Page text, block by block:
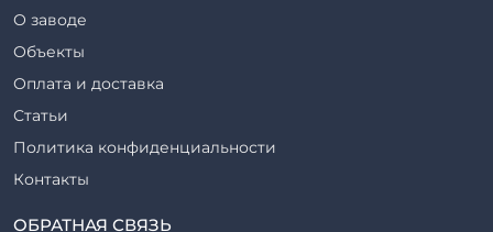
Фермы железобетонные
Фундаментные блоки
Фундаменты железобетонные
Шахты лифтов железобетонные
Шпалы железобетонные
Элементы благоустройства
Серия
ТП
ТПР
Шифр
Рабочие чертежи
ВСН
ТУ
О заводе
Объекты
Оплата и доставка
Статьи
Политика конфиденциальности
Контакты
ОБРАТНАЯ СВЯЗЬ